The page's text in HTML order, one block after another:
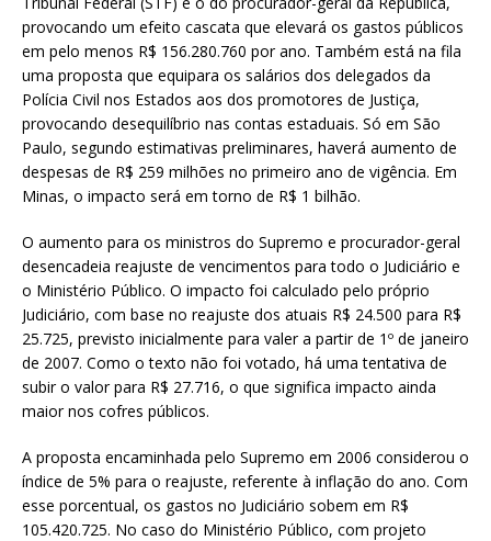
provocando um efeito cascata que elevará os gastos públicos
em pelo menos R$ 156.280.760 por ano. Também está na fila
uma proposta que equipara os salários dos delegados da
Polícia Civil nos Estados aos dos promotores de Justiça,
provocando desequilíbrio nas contas estaduais. Só em São
Paulo, segundo estimativas preliminares, haverá aumento de
despesas de R$ 259 milhões no primeiro ano de vigência. Em
Minas, o impacto será em torno de R$ 1 bilhão.
O aumento para os ministros do Supremo e procurador-geral
desencadeia reajuste de vencimentos para todo o Judiciário e
o Ministério Público. O impacto foi calculado pelo próprio
Judiciário, com base no reajuste dos atuais R$ 24.500 para R$
25.725, previsto inicialmente para valer a partir de 1º de janeiro
de 2007. Como o texto não foi votado, há uma tentativa de
subir o valor para R$ 27.716, o que significa impacto ainda
maior nos cofres públicos.
A proposta encaminhada pelo Supremo em 2006 considerou o
índice de 5% para o reajuste, referente à inflação do ano. Com
esse porcentual, os gastos no Judiciário sobem em R$
105.420.725. No caso do Ministério Público, com projeto